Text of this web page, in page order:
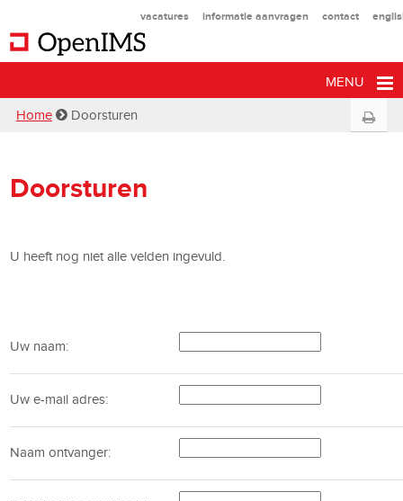
vacatures informatie aanvragen contact
MENU
Home Doorsturen
Doorsturen
U heeft nog niet alle velden ingevuld.
Uw naam:
Uw e-mail adres:
Naam ontvanger: